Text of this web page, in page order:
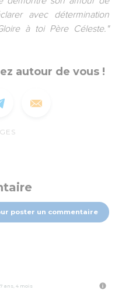
avec détermination
à toi Père Céleste."
autour de vous !
poster un commentaire
ans, 4 mois